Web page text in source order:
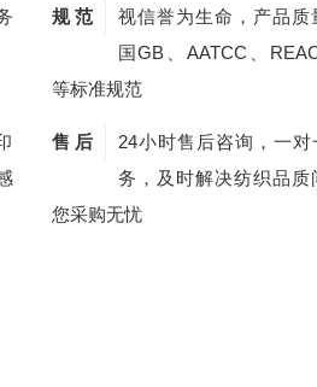
规 范
视信誉为生命，产品质
国GB、AATCC、
等标准规范
售 后
24小时售后咨询，一对
务，及时解决纺织品质
您采购无忧